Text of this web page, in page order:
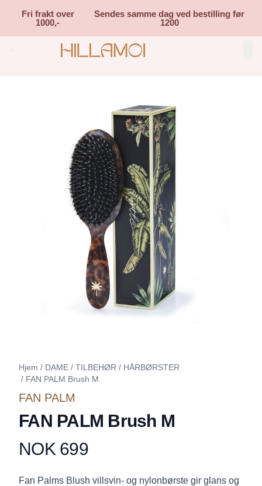
Fri frakt over
1000,-
Sendes samme dag ved bestilling før
1200
Search (⌘K)
Hjem / DAME / TILBEHØR / HÅRBØRSTER
/ FAN PALM Brush M
FAN PALM
FAN PALM Brush M
Produktdetaljer
NOK 699
Description
Fan Palms Blush villsvin- og nylonbørste gir glans og